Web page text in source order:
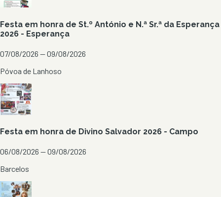
Festa em honra de St.º António e N.ª Sr.ª da Esperança
2026 - Esperança
07/08/2026 — 09/08/2026
Póvoa de Lanhoso
Festa em honra de Divino Salvador 2026 - Campo
06/08/2026 — 09/08/2026
Barcelos